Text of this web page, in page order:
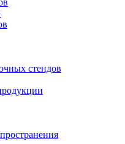
стендов